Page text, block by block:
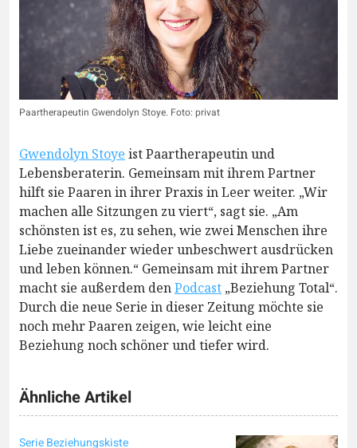
Paartherapeutin Gwendolyn Stoye. Foto: privat
Gwendolyn Stoye ist Paartherapeutin und
Lebensberaterin. Gemeinsam mit ihrem Partner
hilft sie Paaren in ihrer Praxis in Leer weiter. „Wir
machen alle Sitzungen zu viert“, sagt sie. „Am
schönsten ist es, zu sehen, wie zwei Menschen ihre
Liebe zueinander wieder unbeschwert ausdrücken
und leben können.“ Gemeinsam mit ihrem Partner
macht sie außerdem denPodcast „Beziehung Total“.
Durch die neue Serie in dieser Zeitung möchte sie
noch mehr Paaren zeigen, wie leicht eine
Beziehung noch schöner und tiefer wird.
Ähnliche Artikel
Serie Beziehungskiste